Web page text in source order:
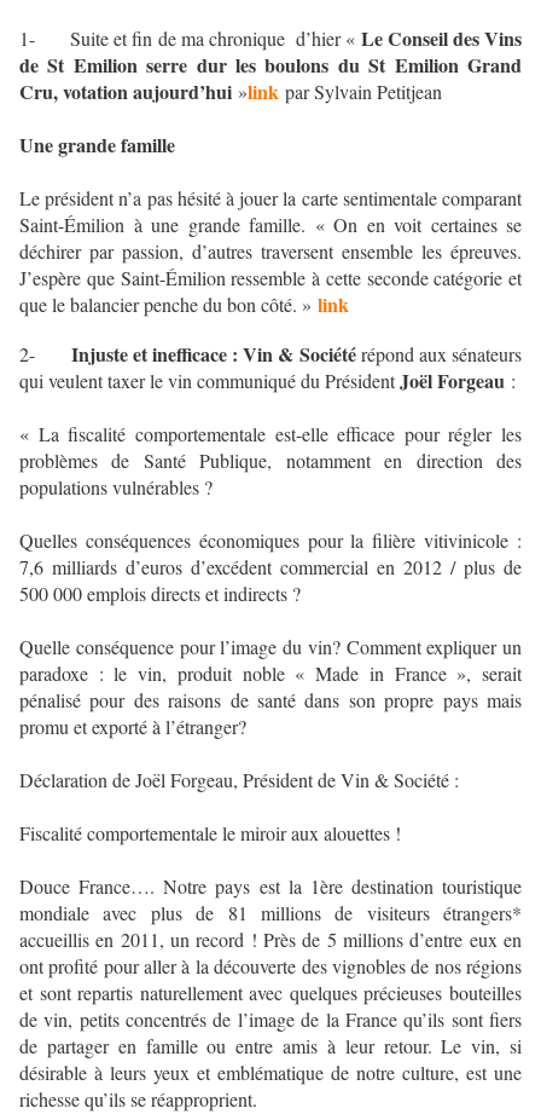
1- Suite et fin de ma chronique d’hier « Le Conseil des Vins
de St Emilion serre dur les boulons du St Emilion Grand
Cru, votation aujourd’hui »link par Sylvain Petitjean
Une grande famille
Le président n’a pas hésité à jouer la carte sentimentale comparant
Saint-Émilion à une grande famille. « On en voit certaines se
déchirer par passion, d’autres traversent ensemble les épreuves.
J’espère que Saint-Émilion ressemble à cette seconde catégorie et
que le balancier penche du bon côté. » link
2- Injuste et inefficace : Vin & Sociétérépond aux sénateurs
qui veulent taxer le vin communiqué du PrésidentJoël Forgeau :
« La fiscalité comportementale est-elle efficace pour régler les
problèmes de Santé Publique, notamment en direction des
populations vulnérables ?
Quelles conséquences économiques pour la filière vitivinicole :
7,6 milliards d’euros d’excédent commercial en 2012 / plus de
500 000 emplois directs et indirects ?
Quelle conséquence pour l’image du vin? Comment expliquer un
paradoxe : le vin, produit noble « Made in France », serait
pénalisé pour des raisons de santé dans son propre pays mais
promu et exporté à l’étranger?
Déclaration de Joël Forgeau, Président de Vin & Société :
Fiscalité comportementale le miroir aux alouettes !
Douce France…. Notre pays est la 1ère destination touristique
mondiale avec plus de 81 millions de visiteurs étrangers*
accueillis en 2011, un record ! Près de 5 millions d’entre eux en
ont profité pour aller à la découverte des vignobles de nos régions
et sont repartis naturellement avec quelques précieuses bouteilles
de vin, petits concentrés de l’image de la France qu’ils sont fiers
de partager en famille ou entre amis à leur retour. Le vin, si
désirable à leurs yeux et emblématique de notre culture, est une
richesse qu’ils se réapproprient.